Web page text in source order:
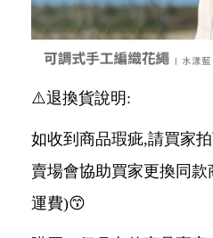
⚠️退換貨說明:
如收到商品瑕疵,請買家
賣場會協助買家更換同
運費)😙